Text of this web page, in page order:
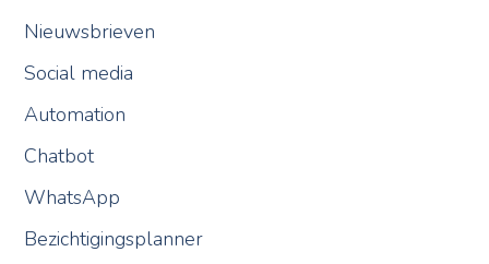
Nieuwsbrieven
Social media
Automation
Chatbot
WhatsApp
Bezichtigingsplanner